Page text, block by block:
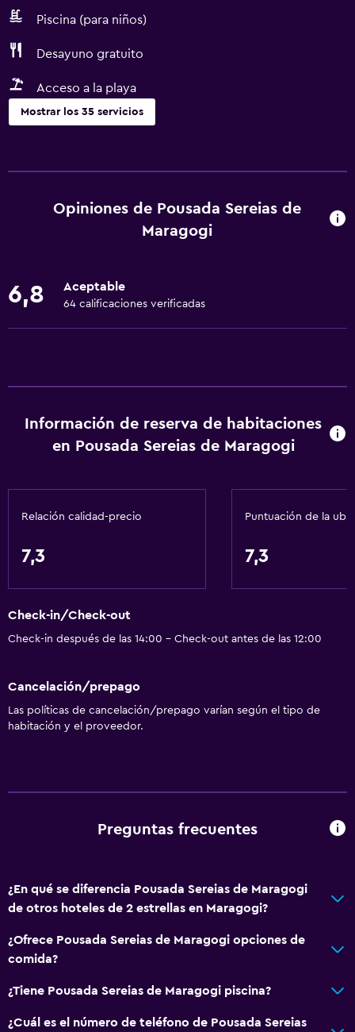
Piscina (para niños)
Desayuno gratuito
Acceso a la playa
Mostrar los 35 servicios
Wifi gratis
Wifi disponible en todas las instalaciones
Aire acondicionado
Artículos de aseo gratis
Para no fumadores
No se permiten mascotas
Aseo
Papel higiénico
Ducha
Baño privado
Estacionamiento y transporte
Traslado al aeropuerto (con cargos)
Vista a una calle tranquila
Piso de mosaico/mármol
TV de pantalla plana
Aire libre
Opiniones de Pousada Sereias de
Maragogi
6,8 Aceptable
64 calificaciones verificadas
Información de reserva de habitaciones
en Pousada Sereias de Maragogi
Relación calidad-precio
7,3
Puntuación de la
7,3
Check-in/Check-out
Check-in después de las 14:00 - Check-out antes de las 12:00
Cancelación/prepago
Las políticas de cancelación/prepago varían según el tipo de
habitación y el proveedor.
Preguntas frecuentes
¿En qué se diferencia Pousada Sereias de Maragogi
de otros hoteles de 2 estrellas en Maragogi?
¿Ofrece Pousada Sereias de Maragogi opciones de
comida?
¿Tiene Pousada Sereias de Maragogi piscina?
¿Cuál es el número de teléfono de Pousada Sereias